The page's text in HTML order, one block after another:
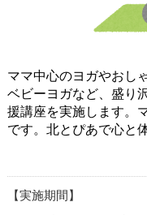
ママ中心のヨガやおし
ベビーヨガなど、盛り
援講座を実施します。
です。北とぴあで心と
実施期間